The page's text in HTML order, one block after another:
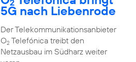
2
5G nach Liebenrode
Der Telekommunikationsanbieter
O2Telefónica treibt den
Netzausbau im Südharz weiter